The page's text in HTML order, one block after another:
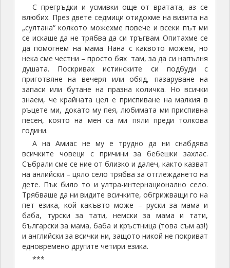
С прегръдки и усмивки още от вратата, аз се
влюбих. През двете седмици отидохме на визита на
„султана“ колкото можехме повече и всеки път ми
се искаше да не трябва да си тръгвам. Опитахме се
да помогнем на мама Нана с каквото можем, но
нека сме честни – просто бях там, за да си напълня
душата. Поскривах истинските си подбуди с
приготвяне на вечеря или обяд, пазаруване на
запаси или бутане на празна количка. Но всички
знаем, че крайната цел е приспиване на малкия в
ръцете ми, докато му пея, любимата ми приспивна
песен, която на мен са ми пяли преди толкова
години.
А на Амиас не му е трудно да ни снабдява
всичките човеци с причини за бебешки захлас.
Събрали сме се ние от близко и далеч, както казват
на анлийски – цяло село трябва за отглеждането на
дете. Пък било то и ултра-интернационално село.
Трябваше да ни видите всичките, обгрижващи го на
пет езика, кой какъвто може – руски за мама и
баба, турски за тати, немски за мама и тати,
български за мама, баба и кръстница (това съм аз!)
и английски за всички ни, защото никой не покриват
едновремено другите четири езика.
***